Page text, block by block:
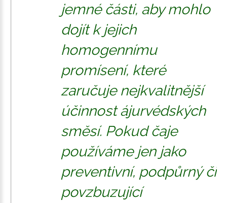
jemné části, aby mohlo
dojít k jejich
homogennímu
promísení, které
zaručuje nejkvalitnější
účinnost ájurvédských
směsí. Pokud čaje
používáme jen jako
preventivní, podpůrný či
povzbuzující